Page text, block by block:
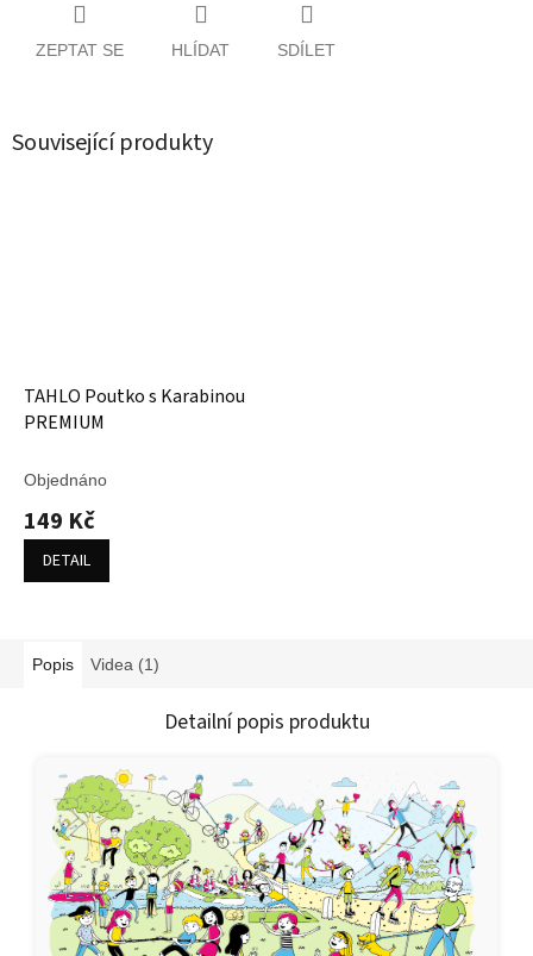
ZEPTAT SE HLÍDAT SDÍLET
Související produkty
TAHLO Poutko s Karabinou
PREMIUM
Objednáno
149 Kč
DETAIL
Popis Videa (1)
Detailní popis produktu